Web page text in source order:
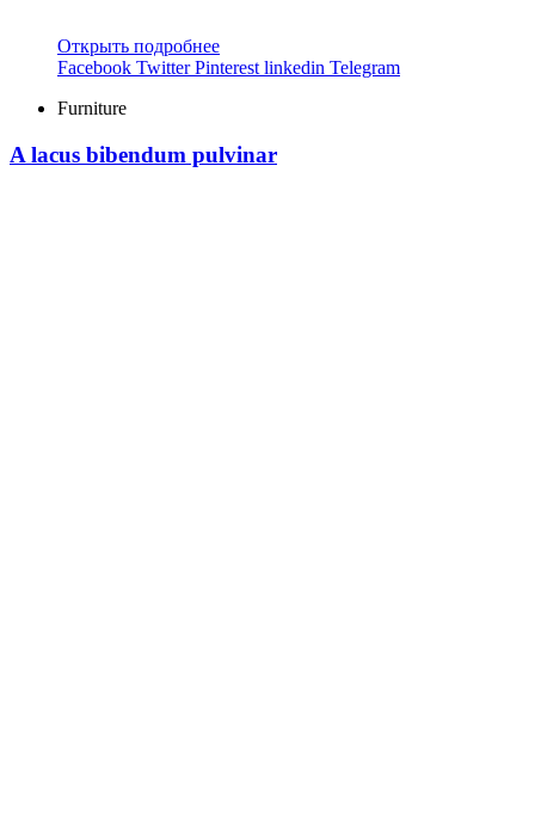
Открыть подробнее
Facebook Twitter Pinterest linkedin Telegram
Furniture
A lacus bibendum pulvinar